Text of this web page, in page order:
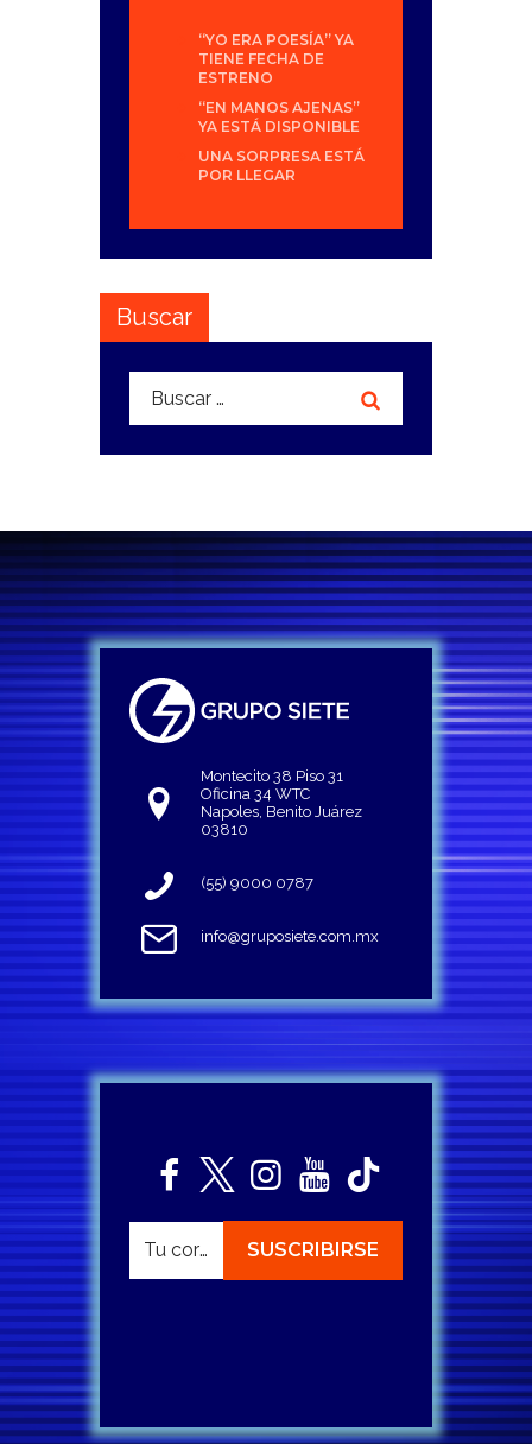
“YO ERA POESÍA” YA
TIENE FECHA DE
ESTRENO
“EN MANOS AJENAS”
YA ESTÁ DISPONIBLE
UNA SORPRESA ESTÁ
POR LLEGAR
Buscar
Buscar:
Montecito 38 Piso 31
Oficina 34 WTC
Napoles, Benito Juárez
03810
(55) 9000 0787
info@gruposiete.com.mx